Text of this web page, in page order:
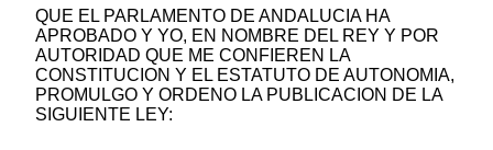
QUE EL PARLAMENTO DE ANDALUCIA HA
APROBADO Y YO, EN NOMBRE DEL REY Y POR
AUTORIDAD QUE ME CONFIEREN LA
CONSTITUCION Y EL ESTATUTO DE AUTONOMIA,
PROMULGO Y ORDENO LA PUBLICACION DE LA
SIGUIENTE LEY: